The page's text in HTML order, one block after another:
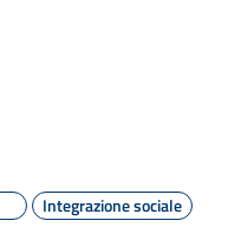
Integrazione sociale